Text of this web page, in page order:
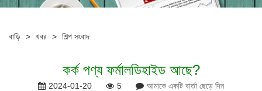
বাড়ি > খবর > শিল্প সংবাদ
কর্ক পণ্য ফর্মালডিহাইড আছে?
2024-01-20 5 আমাকে একটি বার্তা ছেড়ে দিন